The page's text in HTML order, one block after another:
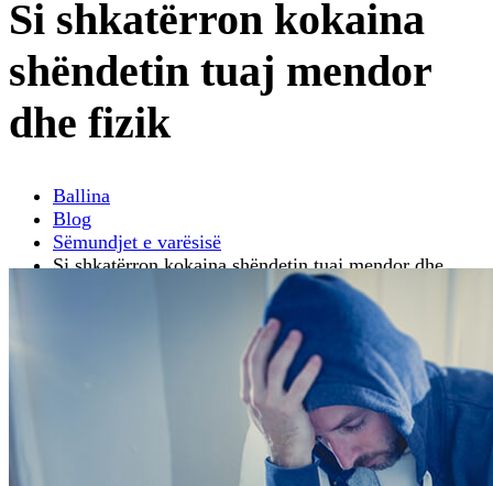
Si shkatërron kokaina
shëndetin tuaj mendor
dhe fizik
Ballina
Blog
Sëmundjet e varësisë
Si shkatërron kokaina shëndetin tuaj mendor dhe